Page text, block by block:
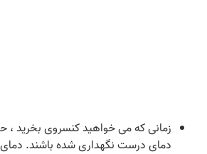
زمانی که می‌ خواهید کنسروی بخرید ،
دمای درست نگهداری شده باشند. دمای